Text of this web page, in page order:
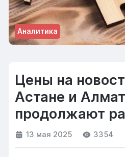
Аналитика
Цены на
Астане и
продолжают
13 мая 2025 3354